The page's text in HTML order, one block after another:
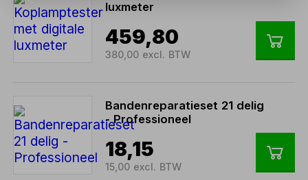
luxmeter
459,80
380,00 excl. BTW
Bandenreparatieset 21 delig
- Professioneel
18,15
15,00 excl. BTW